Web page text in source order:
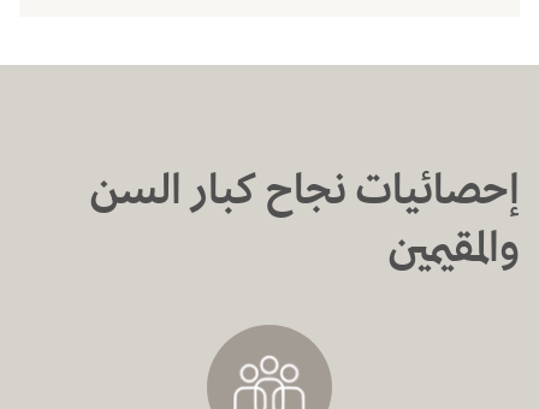
إحصائيات نجاح كبار السن
والمقيمين